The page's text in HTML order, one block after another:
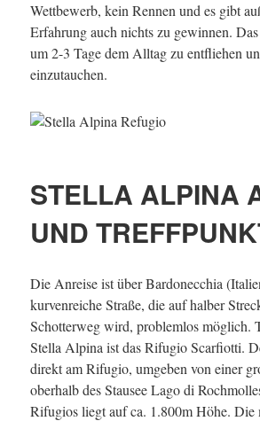
Wettbewerb, kein Rennen und es gibt
Erfahrung auch nichts zu gewinnen.
um 2-3 Tage dem Alltag zu entfliehen
einzutauchen.
STELLA ALPINA
UND
Die Anreise ist über Bardonecchia
kurvenreiche Straße, die auf halber
Schotterweg wird, problemlos möglich.
Stella Alpina ist das Rifugio Scarfiotti.
direkt am Rifugio, umgeben von einer
oberhalb des Stausee Lago di
Rifugios liegt auf ca. 1.800m Höhe. Die